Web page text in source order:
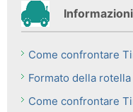
Come confrontare
Formato della
Come confrontare